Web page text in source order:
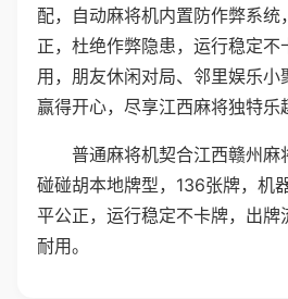
配，自动麻将机内置防作弊系统
正，杜绝作弊隐患，运行稳定不
用，朋友休闲对局、邻里娱乐小
赢得开心，尽享江西麻将独特乐
普通麻将机契合江西赣州麻
碰碰胡本地牌型，136张牌，机
平公正，运行稳定不卡牌，出牌
耐用。